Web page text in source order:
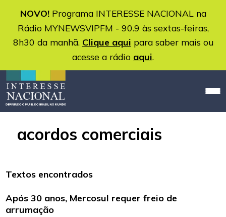
NOVO!Programa INTERESSE NACIONAL na
Rádio MYNEWSVIPFM - 90.9 às sextas-feiras,
8h30 da manhã. Clique aqui para saber mais ou
acesse a rádio aqui.
acordos comerciais
Textos encontrados
Após 30 anos, Mercosul requer freio de
arrumação